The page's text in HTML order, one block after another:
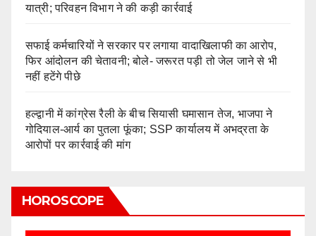
यात्री; परिवहन विभाग ने की कड़ी कार्रवाई
सफाई कर्मचारियों ने सरकार पर लगाया वादाखिलाफी का आरोप,
फिर आंदोलन की चेतावनी; बोले- जरूरत पड़ी तो जेल जाने से भी
नहीं हटेंगे पीछे
हल्द्वानी में कांग्रेस रैली के बीच सियासी घमासान तेज, भाजपा ने
गोदियाल-आर्य का पुतला फूंका; SSP कार्यालय में अभद्रता के
आरोपों पर कार्रवाई की मांग
HOROSCOPE